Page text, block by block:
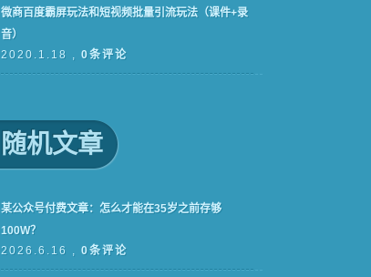
微商百度霸屏玩法和短视频批量引流玩法（课件+录
音）
2020.1.18 , 0条评论
随机文章
某公众号付费文章：怎么才能在35岁之前存够
100W？
2026.6.16 , 0条评论